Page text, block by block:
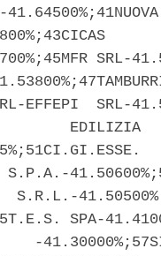
SRL-
EFFEPI
EDILIZIA
S.P.A.-
S.R.L.-
SPA-
-